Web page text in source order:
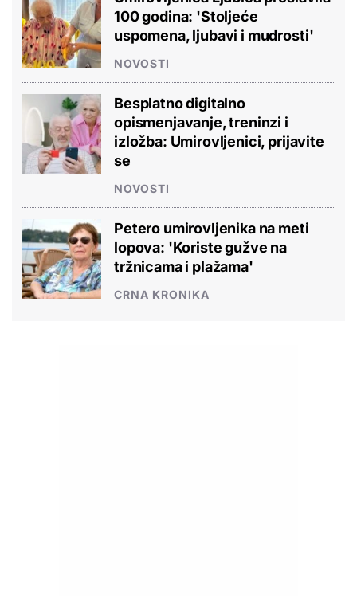
100 godina: 'Stoljeće
uspomena, ljubavi i mudrosti'
NOVOSTI
Besplatno digitalno
opismenjavanje, treninzi i
izložba: Umirovljenici, prijavite
se
NOVOSTI
Petero umirovljenika na meti
lopova: 'Koriste gužve na
tržnicama i plažama'
CRNA KRONIKA